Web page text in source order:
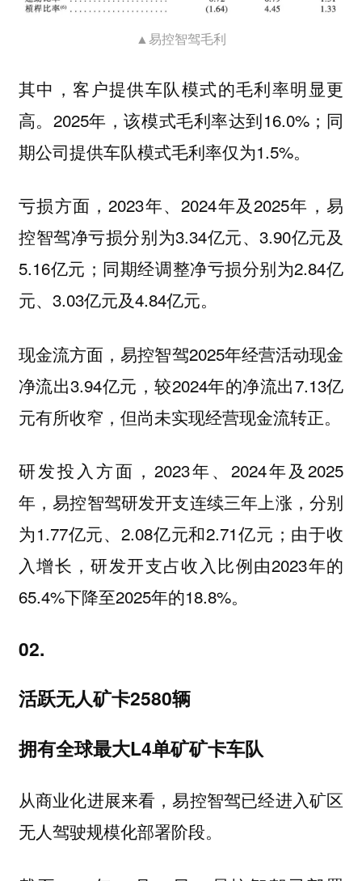
▲易控智驾毛利
其中，客户提供车队模式的毛利率明显更
高。2025年，该模式毛利率达到16.0%；同
期公司提供车队模式毛利率仅为1.5%。
亏损方面，2023年、2024年及2025年，易
控智驾净亏损分别为3.34亿元、3.90亿元及
5.16亿元；同期经调整净亏损分别为2.84亿
元、3.03亿元及4.84亿元。
现金流方面，易控智驾2025年经营活动现金
净流出3.94亿元，较2024年的净流出7.13亿
元有所收窄，但尚未实现经营现金流转正。
研发投入方面，2023年、2024年及2025
年，易控智驾研发开支连续三年上涨，分别
为1.77亿元、2.08亿元和2.71亿元；由于收
入增长，研发开支占收入比例由2023年的
65.4%下降至2025年的18.8%。
02.
活跃无人矿卡2580辆
拥有全球最大L4单矿矿卡车队
从商业化进展来看，易控智驾已经进入矿区
无人驾驶规模化部署阶段。